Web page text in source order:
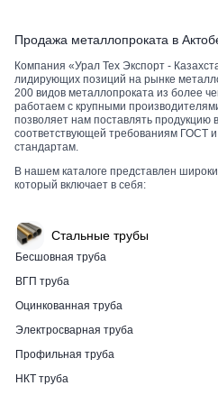
Продажа металлопроката в
Компания «Урал Тех Экспорт -
лидирующих позиций на рынке
200 видов металлопроката из более
работаем с крупными
позволяет нам поставлять продукцию
соответствующей требованиям ГОСТ
стандартам.
В нашем каталоге представлен
который включает в себя:
Стальные трубы
Бесшовная труба
ВГП труба
Оцинкованная труба
Электросварная труба
Профильная труба
НКТ труба